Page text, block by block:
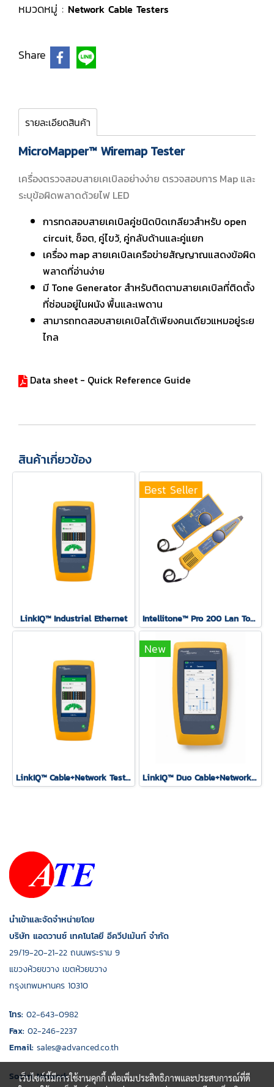
หมวดหมู่ : Network Cable Testers
Share
รายละเอียดสินค้า
MicroMapper™ Wiremap Tester
เครื่องตรวจสอบสายเคเบิลอย่างง่าย ตรวจสอบการ Map และ
ระบุข้อผิดพลาดด้วยไฟ LED
การทดสอบสายเคเบิลคู่ชนิดบิดเกลียวสำหรับ open
circuit, ช็อต, คู่ไขว้, คู่กลับด้านและคู่แยก
เครื่อง map สายเคเบิลเครือข่ายสัญญาณแสดงข้อผิด
พลาดที่อ่านง่าย
มี Tone Generator สำหรับติดตามสายเคเบิลที่ติดตั้ง
ที่ซ่อนอยู่ในผนัง พื้นและเพดาน
สามารถทดสอบสายเคเบิลได้เพียงคนเดียวแหมอยู่ระย
ไกล
Data sheet - Quick Reference Guide
สินค้าเกี่ยวข้อง
LinkIQ™ Industrial Ethernet
Best Seller
Intellitone™ Pro 200 Lan Toner and Probe Kit
LinkIQ™ Cable+Network Tester
New
LinkIQ™ Duo Cable+Network Tester
นำเข้าและจัดจำหน่ายโดย
บริษัท แอดวานซ์ เทคโนโลยี อีควีปเม้นท์ จำกัด
29/19-20-21-22 ถนนพระราม 9
แขวงห้วยขวาง เขตห้วยขวาง
กรุงเทพมหานคร 10310
โทร: 02-643-0982
Fax: 02-246-2237
Email: sales@advanced.co.th
Social Network
เว็บไซต์นี้มีการใช้งานคุกกี้ เพื่อเพิ่มประสิทธิภาพและประสบการณ์ที่ดี